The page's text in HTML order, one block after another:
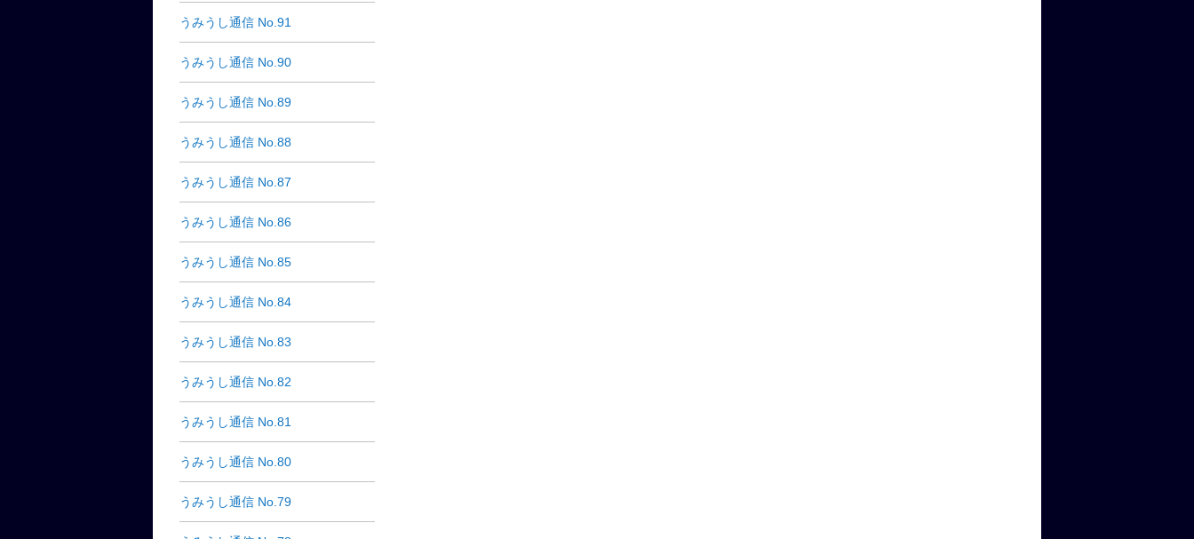
うみうし通信 No.91
うみうし通信 No.90
うみうし通信 No.89
うみうし通信 No.88
うみうし通信 No.87
うみうし通信 No.86
うみうし通信 No.85
うみうし通信 No.84
うみうし通信 No.83
うみうし通信 No.82
うみうし通信 No.81
うみうし通信 No.80
うみうし通信 No.79